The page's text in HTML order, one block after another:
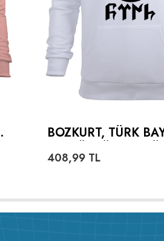
BOZKURT, TÜRK
YAZILI ERKEK
408,99 TL